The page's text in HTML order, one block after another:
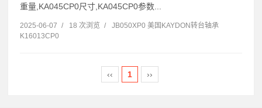
重量,KA045CP0尺寸,KA045CP0参数...
2025-06-07 / 18 次浏览 /
JB050XP0 美国KAYDON转台轴承
K16013CP0
‹‹ 1 ››